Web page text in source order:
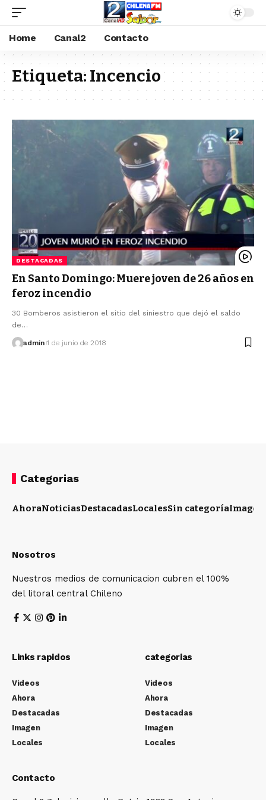
Home Canal2 Contacto
Etiqueta: Incencio
DESTACADAS
En Santo Domingo: Muere joven de 26 años en
feroz incendio
30 Bomberos asistieron el sitio del siniestro que dejó el saldo
de…
admin 1 de junio de 2018
Categorias
AhoraNoticiasDestacadasLocalesSin categoríaImagen
Nosotros
Nuestros medios de comunicacion cubren el 100%
del litoral central Chileno
Links rapidos
Videos
Ahora
Destacadas
Imagen
Locales
categorias
Videos
Ahora
Destacadas
Imagen
Locales
Contacto